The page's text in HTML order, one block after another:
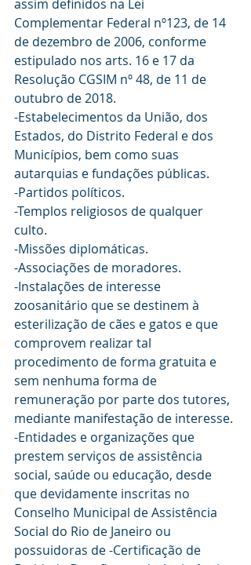
assim definidos na Lei
Complementar Federal nº123, de 14
de dezembro de 2006, conforme
estipulado nos arts. 16 e 17 da
Resolução CGSIM nº 48, de 11 de
outubro de 2018.
-Estabelecimentos da União, dos
Estados, do Distrito Federal e dos
Municípios, bem como suas
autarquias e fundações públicas.
-Partidos políticos.
-Templos religiosos de qualquer
culto.
-Missões diplomáticas.
-Associações de moradores.
-Instalações de interesse
zoosanitário que se destinem à
esterilização de cães e gatos e que
comprovem realizar tal
procedimento de forma gratuita e
sem nenhuma forma de
remuneração por parte dos tutores,
mediante manifestação de interesse.
-Entidades e organizações que
prestem serviços de assistência
social, saúde ou educação, desde
que devidamente inscritas no
Conselho Municipal de Assistência
Social do Rio de Janeiro ou
possuidoras de -Certificação de